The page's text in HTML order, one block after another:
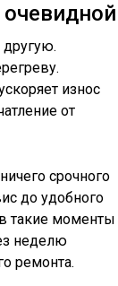
другую.
износ
от
срочного
до удобного
такие моменты
неделю
ремонта.